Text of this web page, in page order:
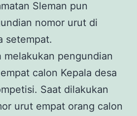
Sleman pun
nomor urut di
setempat.
melakukan pengundian
calon Kepala desa
Saat dilakukan
urut empat orang calon